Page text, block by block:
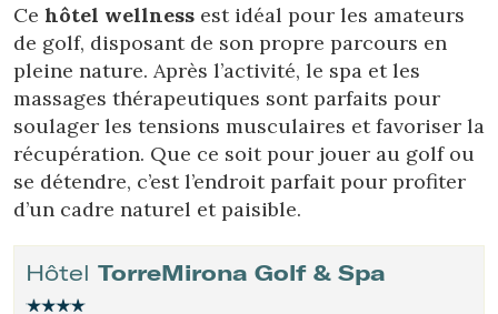
Ce hôtel wellness est idéal pour les amateurs
de golf, disposant de son propre parcours en
pleine nature. Après l’activité, le spa et les
massages thérapeutiques sont parfaits pour
soulager les tensions musculaires et favoriser la
récupération. Que ce soit pour jouer au golf ou
se détendre, c’est l’endroit parfait pour profiter
d’un cadre naturel et paisible.
Hôtel TorreMirona Golf & Spa